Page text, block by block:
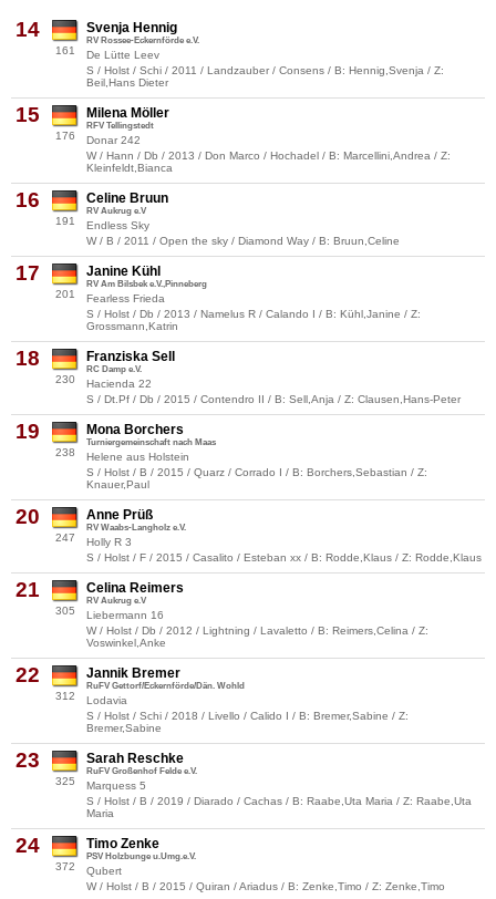
14
161
Svenja Hennig
RV Rossee-Eckernförde e.V.
De Lütte Leev
S / Holst / Schi / 2011 / Landzauber / Consens / B: Hennig,Svenja / Z:
Beil,Hans Dieter
15
176
Milena Möller
RFV Tellingstedt
Donar 242
W / Hann / Db / 2013 / Don Marco / Hochadel / B: Marcellini,Andrea / Z:
Kleinfeldt,Bianca
16
191
Celine Bruun
RV Aukrug e.V
Endless Sky
W / B / 2011 / Open the sky / Diamond Way / B: Bruun,Celine
17
201
Janine Kühl
RV Am Bilsbek e.V.,Pinneberg
Fearless Frieda
S / Holst / Db / 2013 / Namelus R / Calando I / B: Kühl,Janine / Z:
Grossmann,Katrin
18
230
Franziska Sell
RC Damp e.V.
Hacienda 22
S / Dt.Pf / Db / 2015 / Contendro II / B: Sell,Anja / Z: Clausen,Hans-Peter
19
238
Mona Borchers
Turniergemeinschaft nach Maas
Helene aus Holstein
S / Holst / B / 2015 / Quarz / Corrado I / B: Borchers,Sebastian / Z:
Knauer,Paul
20
247
Anne Prüß
RV Waabs-Langholz e.V.
Holly R 3
S / Holst / F / 2015 / Casalito / Esteban xx / B: Rodde,Klaus / Z: Rodde,Klaus
21
305
Celina Reimers
RV Aukrug e.V
Liebermann 16
W / Holst / Db / 2012 / Lightning / Lavaletto / B: Reimers,Celina / Z:
Voswinkel,Anke
22
312
Jannik Bremer
RuFV Gettorf/Eckernförde/Dän. Wohld
Lodavia
S / Holst / Schi / 2018 / Livello / Calido I / B: Bremer,Sabine / Z:
Bremer,Sabine
23
325
Sarah Reschke
RuFV Großenhof Felde e.V.
Marquess 5
S / Holst / B / 2019 / Diarado / Cachas / B: Raabe,Uta Maria / Z: Raabe,Uta
Maria
24
372
Timo Zenke
PSV Holzbunge u.Umg.e.V.
Qubert
W / Holst / B / 2015 / Quiran / Ariadus / B: Zenke,Timo / Z: Zenke,Timo